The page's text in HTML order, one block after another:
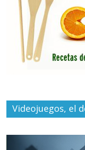
Videojuegos, el